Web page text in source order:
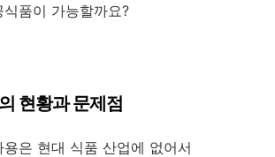
품이 가능할까요?
현황과 문제점
은 현대 식품 산업에 없어서